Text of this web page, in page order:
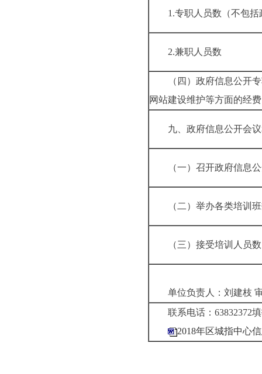
1.专职人员数（不
2.兼职人员数
（四）政府信息公开
网站建设维护等方
九、政府信息公
（一）召开政府
（二）举办各
（三）接受培
单位负责人：刘建
联系电话： 63832372
2018年区城指中心